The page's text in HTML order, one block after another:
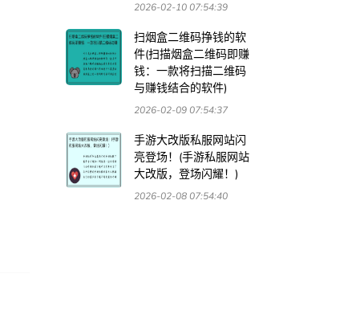
2026-02-10 07:54:39
扫烟盒二维码挣钱的软
件(扫描烟盒二维码即赚
钱：一款将扫描二维码
与赚钱结合的软件)
2026-02-09 07:54:37
手游大改版私服网站闪
亮登场！(手游私服网站
大改版，登场闪耀！)
2026-02-08 07:54:40